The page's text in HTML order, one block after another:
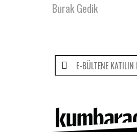
Burak Gedik
Burcu Alpaslan
Burcu Firdevs Demirağ
Burcu Halaçoğlu